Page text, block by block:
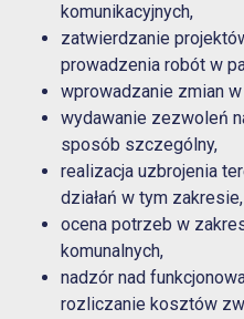
komunikacyjnych,
zatwierdzanie
prowadzenia robót w
wprowadzanie zmian
wydawanie zezwoleń
sposób szczególny,
realizacja uzbrojenia
działań w tym zakresie,
ocena potrzeb w
komunalnych,
nadzór nad
rozliczanie kosztów